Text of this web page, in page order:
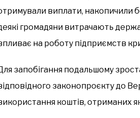
виплати, накопичили
громадяни витрачають
на роботу підприємств
запобігання подальшому
законопроєкту до
коштів, отриманих